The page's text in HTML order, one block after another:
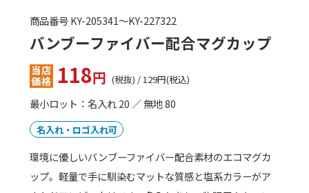
商品番号 SP-JDI-300
サーモス 真空断熱タンブラー
300ml
1,207 円
名入れ・ロゴ入れ可
非常にシンプルなデザインのため、名入れプリントする
オリジナルデザインもよく映えてオシャレな300mlタン